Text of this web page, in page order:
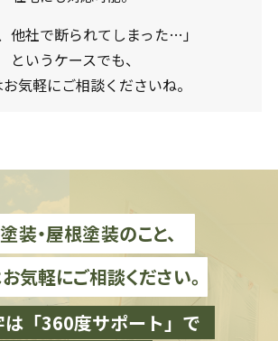
他社で断られてしまった…」
というケースでも、
気軽にご相談くださいね。
装・屋根塗装のこと、
気軽にご相談ください。
は「360度サポート」で